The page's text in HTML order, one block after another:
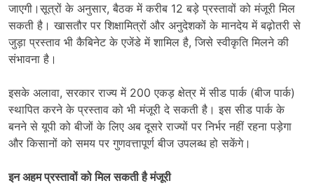
जाएगी।सूत्रों के अनुसार, बैठक में करीब 12 बड़े प्रस्तावों को मंजूरी मिल
सकती है। खासतौर पर शिक्षामित्रों और अनुदेशकों के मानदेय में बढ़ोतरी से
जुड़ा प्रस्ताव भी कैबिनेट के एजेंडे में शामिल है, जिसे स्वीकृति मिलने की
संभावना है।
इसके अलावा, सरकार राज्य में 200 एकड़ क्षेत्र में सीड पार्क (बीज पार्क)
स्थापित करने के प्रस्ताव को भी मंजूरी दे सकती है। इस सीड पार्क के
बनने से यूपी को बीजों के लिए अब दूसरे राज्यों पर निर्भर नहीं रहना पड़ेगा
और किसानों को समय पर गुणवत्तापूर्ण बीज उपलब्ध हो सकेंगे।
इन अहम प्रस्तावों को मिल सकती है मंजूरी